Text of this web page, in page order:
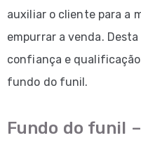
auxiliar o cliente para a
empurrar a venda.
confiança e
fundo do funil.
Fundo do funil